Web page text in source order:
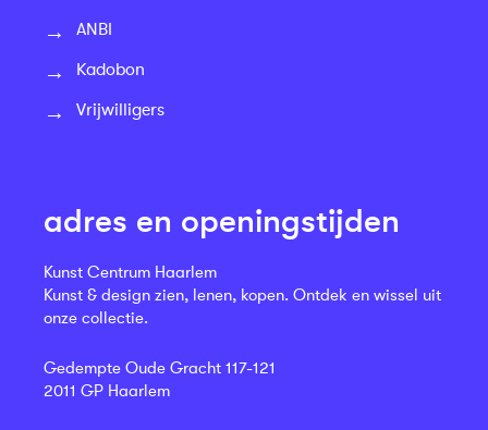
ANBI
Kadobon
Vrijwilligers
adres en openingstijden
Kunst Centrum Haarlem
Kunst & design zien, lenen, kopen. Ontdek en wissel uit
onze collectie.
Gedempte Oude Gracht 117-121
2011 GP Haarlem